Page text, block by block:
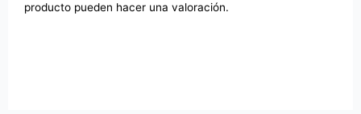
producto pueden hacer una valoración.